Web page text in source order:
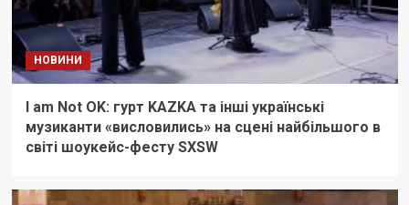
НОВИНИ
I am Not OK: гурт KAZKA та інші українські
музиканти «висловились» на сцені найбільшого в
світі шоукейс-фесту SXSW